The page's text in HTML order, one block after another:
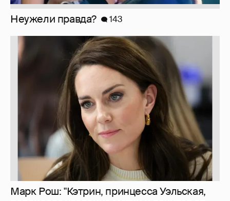
Неужели правда? 143
Марк Рош: "Кэтрин, принцесса Уэльская,